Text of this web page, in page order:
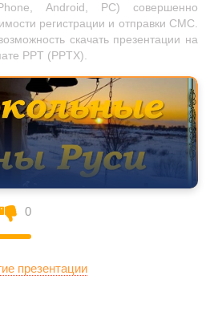
Android, PC) совершенно
регистрации и отправки СМС.
скачать презентации на
PPT (PPTX).
0
презентации